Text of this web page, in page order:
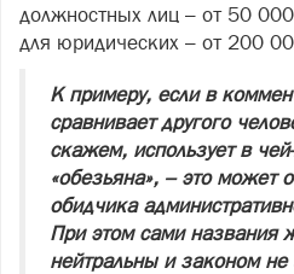
должностных лиц – от 50
для юридических – от 200
К примеру, если в
сравнивает другого
скажем, использует в
«обезьяна», – это может
обидчика
При этом сами названия
нейтральны и законом